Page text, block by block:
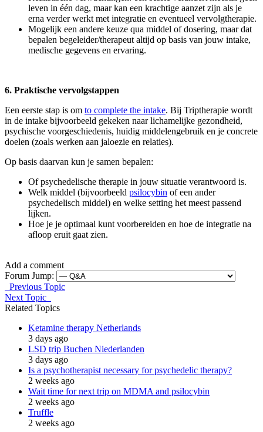
leven in één dag, maar kan een krachtige aanzet zijn als je
erna verder werkt met integratie en eventueel vervolgtherapie.
Mogelijk een andere keuze qua middel of dosering, maar dat
bepalen begeleider/therapeut altijd op basis van jouw intake,
medische gegevens en ervaring.
6. Praktische vervolgstappen
Een eerste stap is om to complete the intake. Bij Triptherapie wordt
in de intake bijvoorbeeld gekeken naar lichamelijke gezondheid,
psychische voorgeschiedenis, huidig middelengebruik en je concrete
doelen (zoals werken aan jaloezie en relaties).
Op basis daarvan kun je samen bepalen:
Of psychedelische therapie in jouw situatie verantwoord is.
Welk middel (bijvoorbeeld psilocybin of een ander
psychedelisch middel) en welke setting het meest passend
lijken.
Hoe je je optimaal kunt voorbereiden en hoe de integratie na
afloop eruit gaat zien.
Add a comment
Forum Jump:
Previous Topic
Next Topic
Related Topics
Ketamine therapy Netherlands
3 days ago
LSD trip Buchen Niederlanden
3 days ago
Is a psychotherapist necessary for psychedelic therapy?
2 weeks ago
Wait time for next trip on MDMA and psilocybin
2 weeks ago
Truffle
2 weeks ago